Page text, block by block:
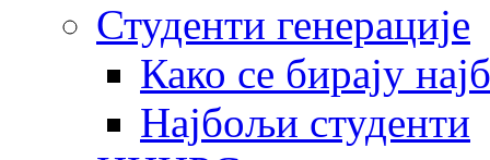
Студенти генерације
Како се бирају
Најбољи студенти